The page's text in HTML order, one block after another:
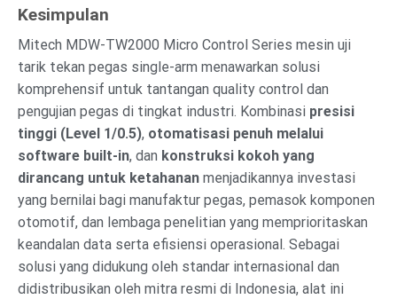
Kesimpulan
Mitech MDW-TW2000 Micro Control Series mesin uji
tarik tekan pegas single-arm menawarkan solusi
komprehensif untuk tantangan quality control dan
pengujian pegas di tingkat industri. Kombinasi presisi
tinggi (Level 1/0.5), otomatisasi penuh melalui
software built-in, dan konstruksi kokoh yang
dirancang untuk ketahanan menjadikannya investasi
yang bernilai bagi manufaktur pegas, pemasok komponen
otomotif, dan lembaga penelitian yang memprioritaskan
keandalan data serta efisiensi operasional. Sebagai
solusi yang didukung oleh standar internasional dan
didistribusikan oleh mitra resmi di Indonesia, alat ini